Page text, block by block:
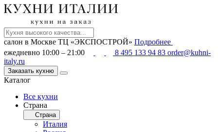
салон в Москве ТЦ «ЭКСПОСТРОЙ» Подробнее
ежедневно 10:00 – 21:00
8 495 133 94 83 order@kuhni-
italy.ru
Заказать кухню
Каталог
Все кухни
Страна
Страна
Италия